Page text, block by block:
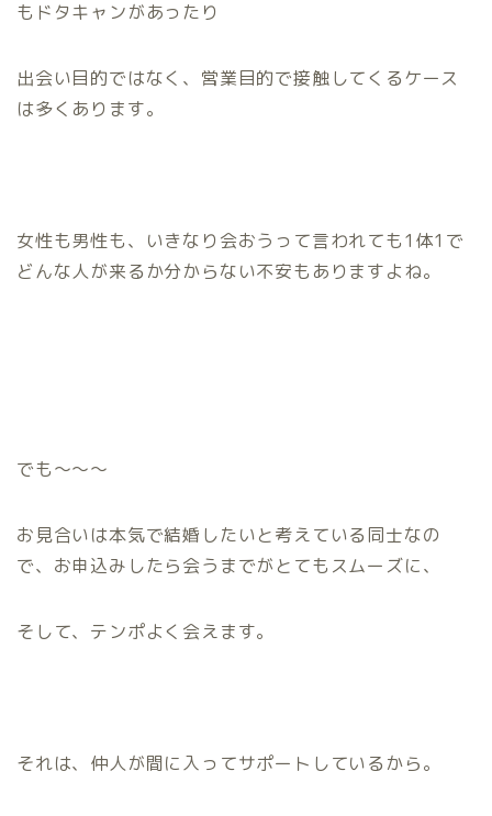
もドタキャンがあったり
出会い目的ではなく、営業目的で接触してくるケース
は多くあります。
女性も男性も、いきなり会おうって言われても1体1で
どんな人が来るか分からない不安もありますよね。
でも〜〜〜
お見合いは本気で結婚したいと考えている同士なの
で、お申込みしたら会うまでがとてもスムーズに、
そして、テンポよく会えます。
それは、仲人が間に入ってサポートしているから。